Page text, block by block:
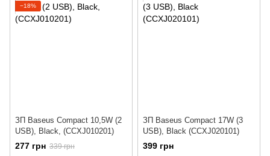
−18%
ЗП Baseus Compact 10,5W (2
USB), Black, (CCXJ010201)
277 грн 339 грн
ЗП Baseus Compact 17W (3
USB), Black (CCXJ020101)
399 грн